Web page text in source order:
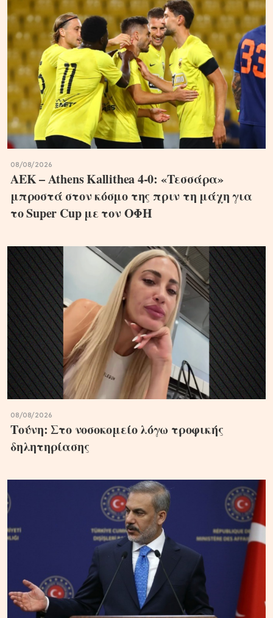
08/08/2026
ΑΕΚ – Athens Kallithea 4-0: «Τεσσάρα»
μπροστά στον κόσμο της πριν τη μάχη για
το Super Cup με τον ΟΦΗ
08/08/2026
Τούνη: Στο νοσοκομείο λόγω τροφικής
δηλητηρίασης